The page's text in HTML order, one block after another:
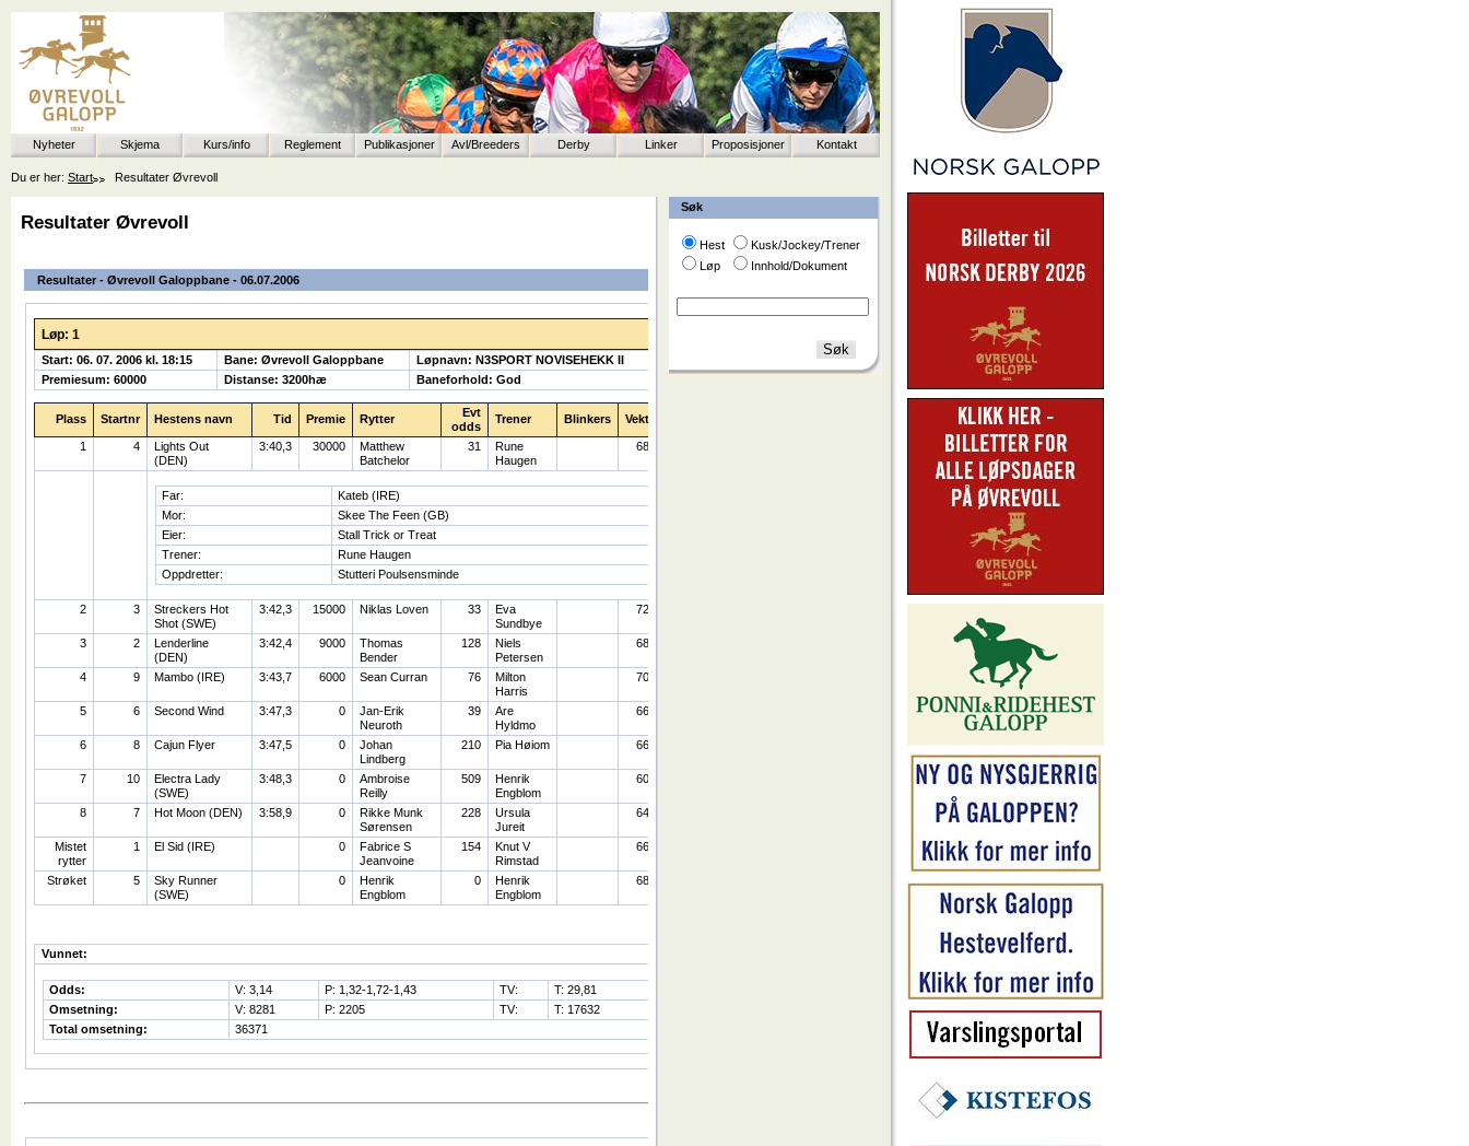
Nyheter Skjema Kurs/info Reglement Publikasjoner Avl/Breeders Derby Linker Proposisjoner Kontakt
Du er her: Start Resultater Øvrevoll
Søk
Hest
Kusk/Jockey/Trener
Løp
Innhold/Dokument
Resultater Øvrevoll
Resultater - Øvrevoll Galoppbane - 06.07.2006
Løp: 1
Start: 06. 07. 2006 kl. 18:15 Bane: Øvrevoll Galoppbane
Løpnavn: N3SPORT NOVISEHEKK II
Premiesum: 60000
Distanse: 3200hæ Baneforhold: God
Plass Startnr Hestens navn Tid Premie Rytter
Evt
odds
Trener Blinkers Vekt
1 4
Lights Out
(DEN)
3:40,3 30000
Matthew
Batchelor
31
Rune
Haugen
68
Far:
Kateb (IRE)
Mor:
Skee The Feen (GB)
Eier:
Stall Trick or Treat
Trener:
Rune Haugen
Oppdretter:
Stutteri Poulsensminde
2 3
Streckers Hot
Shot (SWE)
3:42,3 15000 Niklas Loven 33
Eva
Sundbye
72
3 2
Lenderline
(DEN)
3:42,4 9000
Thomas
Bender
128
Niels
Petersen
68
4 9 Mambo (IRE) 3:43,7 6000 Sean Curran 76
Milton
Harris
70
5 6 Second Wind 3:47,3 0
Jan-Erik
Neuroth
39
Are
Hyldmo
66
6 8 Cajun Flyer 3:47,5 0
Johan
Lindberg
210 Pia Høiom 66
7 10
Electra Lady
(SWE)
3:48,3 0
Ambroise
Reilly
509
Henrik
Engblom
60
8 7 Hot Moon (DEN) 3:58,9 0
Rikke Munk
Sørensen
228
Ursula
Jureit
64
Mistet
rytter
1 El Sid (IRE) 0
Fabrice S
Jeanvoine
154
Knut V
Rimstad
66
Strøket 5
Sky Runner
(SWE)
0
Henrik
Engblom
0
Henrik
Engblom
68
Vunnet:
Odds: V: 3,14 P: 1,32-1,72-1,43 TV:
T: 29,81
Omsetning:
V: 8281 P: 2205 TV:
T: 17632
Total omsetning:
36371